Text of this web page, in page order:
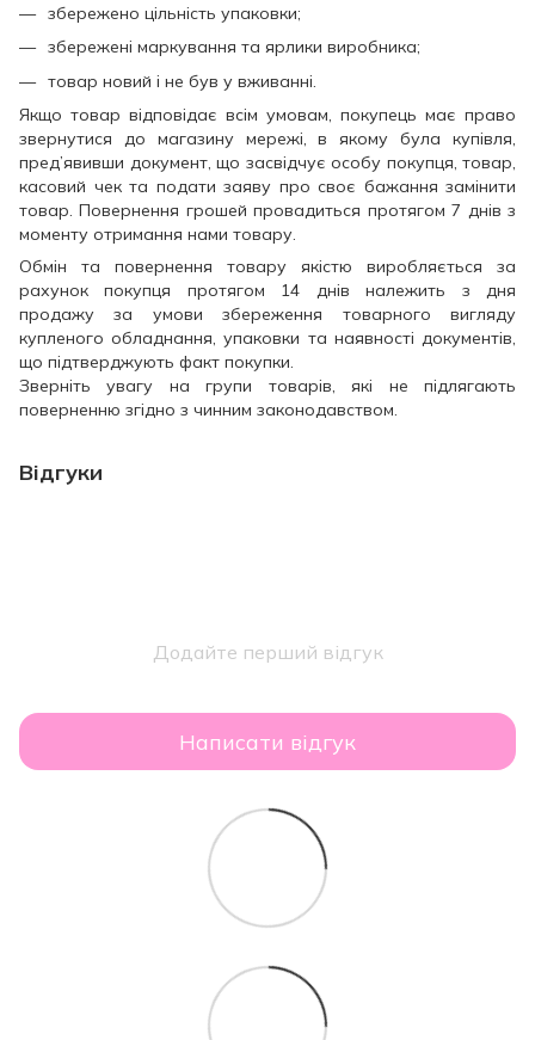
збережено цільність упаковки;
збережені маркування та ярлики виробника;
товар новий і не був у вживанні.
Якщо товар відповідає всім умовам, покупець має право
звернутися до магазину мережі, в якому була купівля,
пред’явивши документ, що засвідчує особу покупця, товар,
касовий чек та подати заяву про своє бажання замінити
товар. Повернення грошей провадиться протягом 7 днів з
моменту отримання нами товару.
Обмін та повернення товару якістю виробляється за
рахунок покупця протягом 14 днів належить з дня
продажу за умови збереження товарного вигляду
купленого обладнання, упаковки та наявності документів,
що підтверджують факт покупки.
Зверніть увагу на групи товарів, які не підлягають
поверненню згідно з чинним законодавством.
Відгуки
Додайте перший відгук
Написати відгук